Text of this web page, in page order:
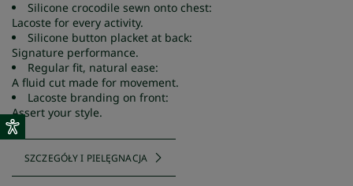
Silicone crocodile sewn onto chest:
Lacoste for every activity.
Silicone button placket at back:
Signature performance.
Regular fit, natural ease:
A fluid cut made for movement.
Lacoste branding on front:
Assert your style.
SZCZEGÓŁY I PIELĘGNACJA